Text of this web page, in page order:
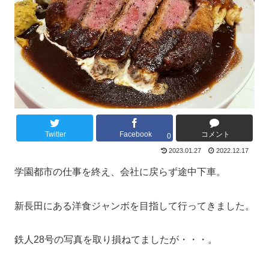
Twitter Facebook 0 コメント
2023.01.27 2022.12.17
学園都市の仕事を終え、会社に戻らず途中下車。
新長田にある洋食ジャンボを目指して行ってきました。
鉄人28号の写真を取り損ねてましたが・・・。